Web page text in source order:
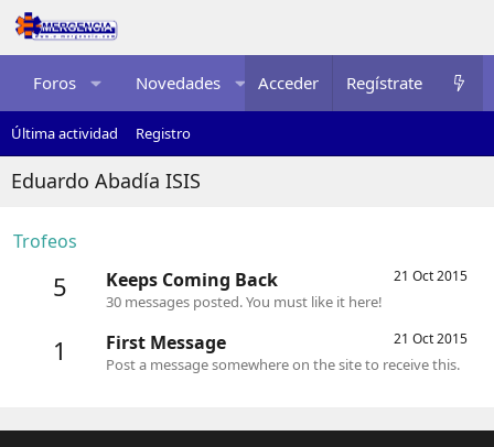
Foros Novedades Multimedia Recursos
Acceder Regístrate
Última actividad Registro
Eduardo Abadía ISIS
Trofeos
5 21 Oct 2015
Keeps Coming Back
30 messages posted. You must like it here!
1 21 Oct 2015
First Message
Post a message somewhere on the site to receive this.